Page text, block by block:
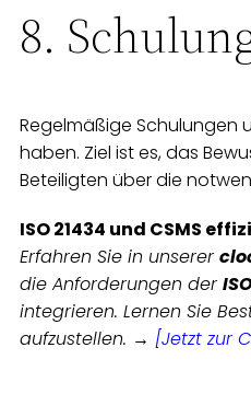
8.
Regelmäßige Schulungen
haben. Ziel ist es, das
Beteiligten über die
ISO 21434 und CSMS
Erfahren Sie in unserer
die Anforderungen der
integrieren. Lernen Sie
aufzustellen. → [Jetzt zur